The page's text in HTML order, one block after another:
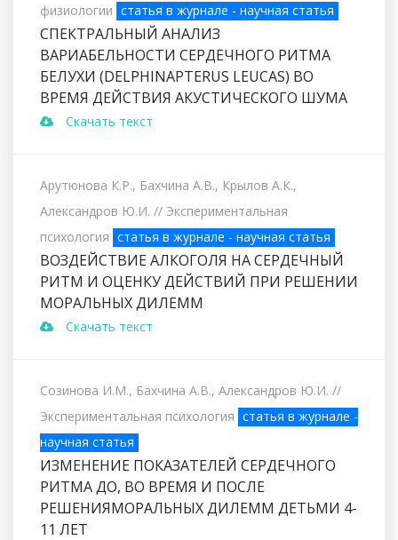
физиологии статья в журнале - научная статья
СПЕКТРАЛЬНЫЙ АНАЛИЗ
ВАРИАБЕЛЬНОСТИ СЕРДЕЧНОГО РИТМА
БЕЛУХИ (DELPHINAPTERUS LEUCAS) ВО
ВРЕМЯ ДЕЙСТВИЯ АКУСТИЧЕСКОГО ШУМА
Скачать текст
Арутюнова К.Р., Бахчина А.В., Крылов А.К.,
Александров Ю.И. // Экспериментальная
психология статья в журнале - научная статья
ВОЗДЕЙСТВИЕ АЛКОГОЛЯ НА СЕРДЕЧНЫЙ
РИТМ И ОЦЕНКУ ДЕЙСТВИЙ ПРИ РЕШЕНИИ
МОРАЛЬНЫХ ДИЛЕММ
Скачать текст
Созинова И.М., Бахчина А.В., Александров Ю.И. //
Экспериментальная психология статья в журнале -
научная статья
ИЗМЕНЕНИЕ ПОКАЗАТЕЛЕЙ СЕРДЕЧНОГО
РИТМА ДО, ВО ВРЕМЯ И ПОСЛЕ
РЕШЕНИЯМОРАЛЬНЫХ ДИЛЕММ ДЕТЬМИ 4-
11 ЛЕТ